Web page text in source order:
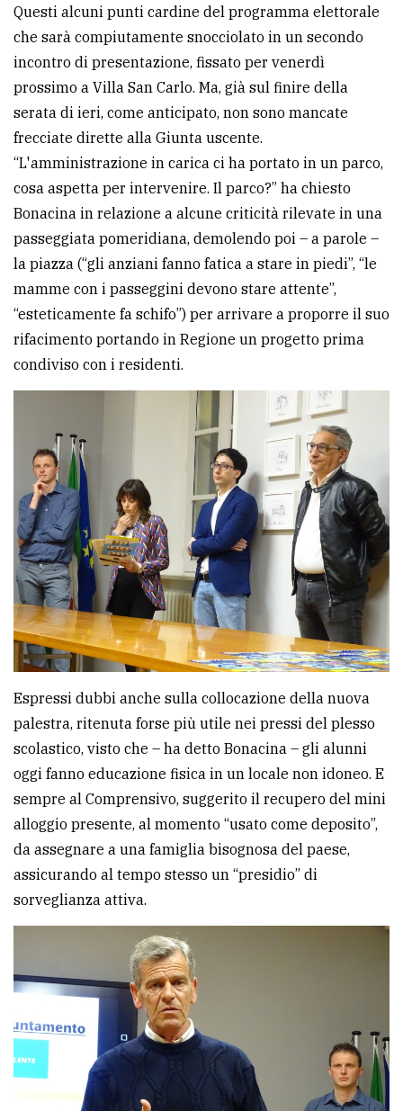
Questi alcuni punti cardine del programma elettorale
che sarà compiutamente snocciolato in un secondo
incontro di presentazione, fissato per venerdì
prossimo a Villa San Carlo. Ma, già sul finire della
serata di ieri, come anticipato, non sono mancate
frecciate dirette alla Giunta uscente.
“L'amministrazione in carica ci ha portato in un parco,
cosa aspetta per intervenire. Il parco?” ha chiesto
Bonacina in relazione a alcune criticità rilevate in una
passeggiata pomeridiana, demolendo poi – a parole –
la piazza (“gli anziani fanno fatica a stare in piedi”, “le
mamme con i passeggini devono stare attente”,
“esteticamente fa schifo”) per arrivare a proporre il suo
rifacimento portando in Regione un progetto prima
condiviso con i residenti.
Espressi dubbi anche sulla collocazione della nuova
palestra, ritenuta forse più utile nei pressi del plesso
scolastico, visto che – ha detto Bonacina – gli alunni
oggi fanno educazione fisica in un locale non idoneo. E
sempre al Comprensivo, suggerito il recupero del mini
alloggio presente, al momento “usato come deposito”,
da assegnare a una famiglia bisognosa del paese,
assicurando al tempo stesso un “presidio” di
sorveglianza attiva.